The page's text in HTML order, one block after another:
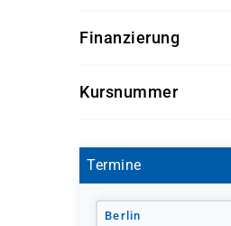
Finanzierung
Das Jobcoaching
Kursnummer
Termine
Berlin